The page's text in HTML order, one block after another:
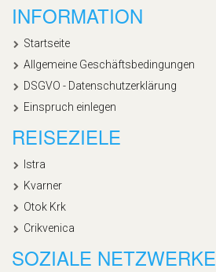
INFORMATION
Startseite
Allgemeine Geschäftsbedingungen
DSGVO - Datenschutzerklärung
Einspruch einlegen
REISEZIELE
Istra
Kvarner
Otok Krk
Crikvenica
SOZIALE NETZWERKE